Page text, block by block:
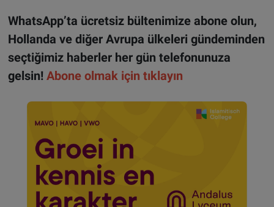
WhatsApp’ta ücretsiz bültenimize abone olun,
Hollanda ve diğer Avrupa ülkeleri gündeminden
seçtiğimiz haberler her gün telefonunuza
gelsin! Abone olmak için tıklayın